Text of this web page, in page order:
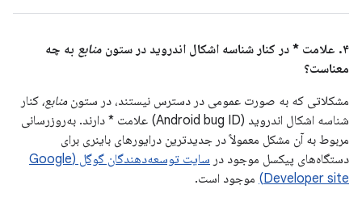
۴. علامت * در کنار شناسه اشکال اندروید در ستون منابع به چه
معناست؟
مشکلاتی که به صورت عمومی در دسترس نیستند، در ستون منابع، کنار
شناسه اشکال اندروید (Android bug ID) علامت * دارند. به‌روزرسانی
مربوط به آن مشکل معمولاً در جدیدترین درایورهای باینری برای
دستگاه‌های پیکسل موجود در
سایت توسعه‌دهندگان گوگل (Google
Developer site) موجود است.